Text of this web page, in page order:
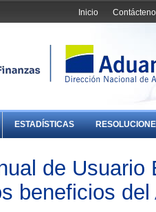
Inicio
ESTADÍSTICAS
de Usuario
beneficios